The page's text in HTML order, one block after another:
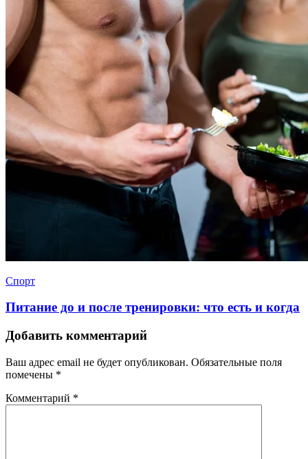
Спорт
Питание до и после тренировки: что есть и когда
Добавить комментарий
Ваш адрес email не будет опубликован. Обязательные поля
помечены *
Комментарий *